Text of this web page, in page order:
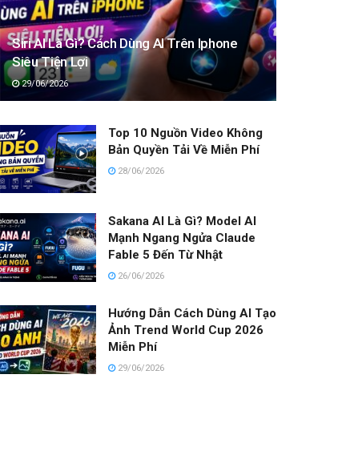
Siri AI Là Gì? Cách Dùng AI Trên Iphone
Siêu Tiện Lợi
29/06/2026
Top 10 Nguồn Video Không
Bản Quyền Tải Về Miễn Phí
28/06/2026
Sakana AI Là Gì? Model AI
Mạnh Ngang Ngửa Claude
Fable 5 Đến Từ Nhật
26/06/2026
Hướng Dẫn Cách Dùng AI Tạo
Ảnh Trend World Cup 2026
Miễn Phí
29/06/2026